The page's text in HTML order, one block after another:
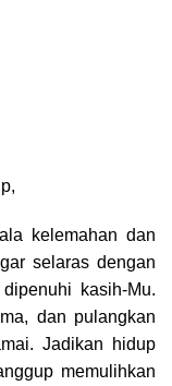
kelemahan dan
selaras dengan
kasih-Mu.
dan pulangkan
Jadikan hidup
memulihkan